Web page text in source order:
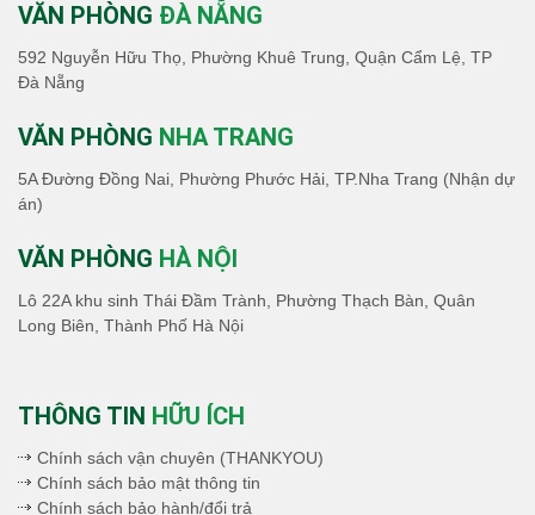
VĂN PHÒNG ĐÀ NẴNG
592 Nguyễn Hữu Thọ, Phường Khuê Trung, Quận Cẩm Lệ, TP
Đà Nẵng
VĂN PHÒNG NHA TRANG
5A Đường Đồng Nai, Phường Phước Hải, TP.Nha Trang (Nhận dự
án)
VĂN PHÒNG HÀ NỘI
Lô 22A khu sinh Thái Đầm Trành, Phường Thạch Bàn, Quân
Long Biên, Thành Phố Hà Nội
THÔNG TIN HỮU ÍCH
Chính sách vận chuyên (THANKYOU)
Chính sách bảo mật thông tin
Chính sách bảo hành/đổi trả